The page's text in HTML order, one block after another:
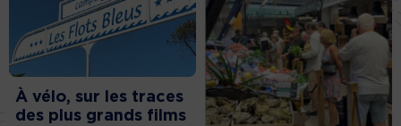
À vélo, sur les traces
des plus grands films